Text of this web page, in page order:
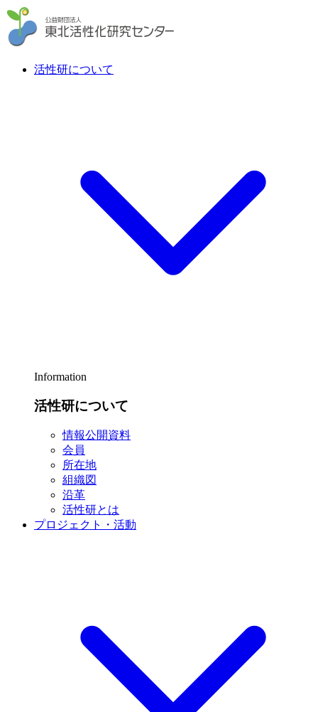
活性研について
Information
活性研について
情報公開資料
会員
所在地
組織図
沿革
活性研とは
プロジェクト・活動